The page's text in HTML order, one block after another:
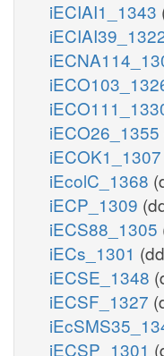
iECIAI1_1343
iECO26_1355
iECOK1_1307
iEcolC_1368
iECP_1309
iECS88_1305
iECs_1301
iECSE_1348
iECSF_1327
iECSP_1301